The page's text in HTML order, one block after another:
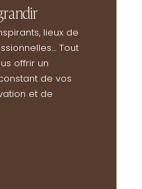
lieux de
Tout
offrir un
de vos
et de